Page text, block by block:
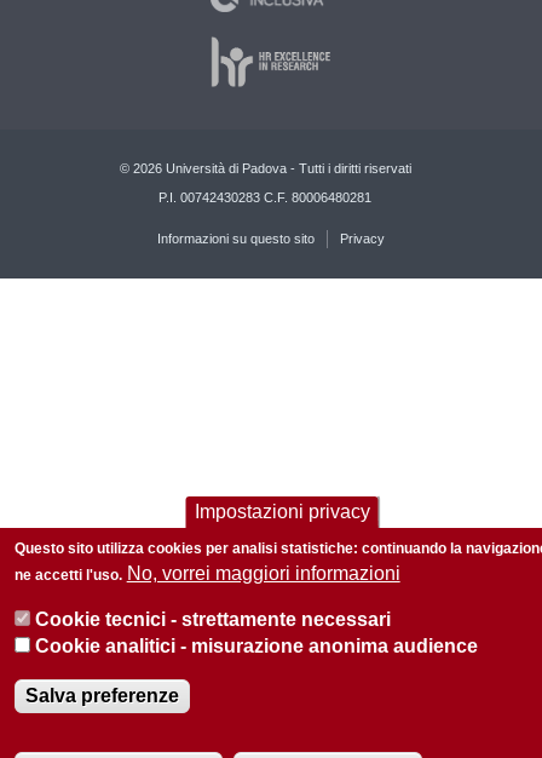
© 2026 Università di Padova - Tutti i diritti riservati
P.I. 00742430283 C.F. 80006480281
Informazioni su questo sito Privacy
Impostazioni privacy
Questo sito utilizza cookies per analisi statistiche: continuando la
ne accetti l'uso. No, vorrei maggiori informazioni
Cookie tecnici - strettamente necessari
Cookie analitici - misurazione anonima audience
Salva preferenze